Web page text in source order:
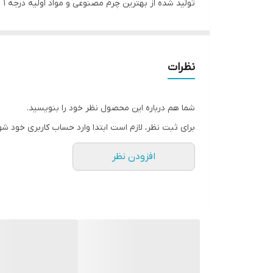
تولید شده از بهترین چرم مصنوعی و مواد اولیه درجه ۱
نظرات
شما هم درباره این محصول نظر خود را بنویسید.
برای ثبت نظر، لازم است ابتدا وارد حساب کاربری خود
افزودن نظر